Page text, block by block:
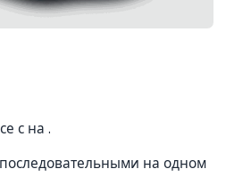
с на .
на одном